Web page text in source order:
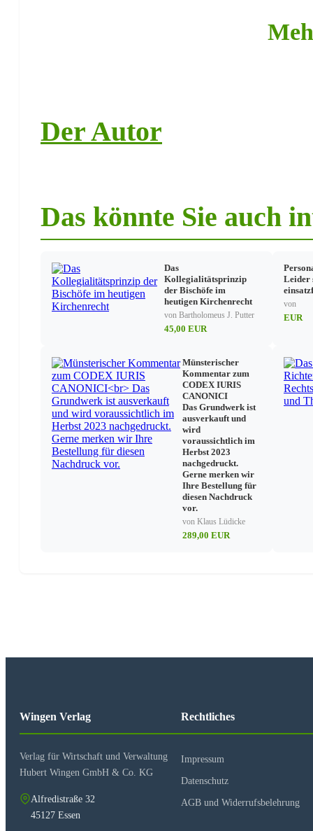
Der Autor
Das könnte Sie auch
Das
Kollegialitätsprinzip
der Bischöfe im
heutigen Kirchenrecht
von Bartholomeus J. Putter
45,00 EUR
Leider
von
EUR
Münsterischer
Kommentar zum
CODEX IURIS
CANONICI
Das Grundwerk ist
ausverkauft und
wird
voraussichtlich im
Herbst 2023
nachgedruckt.
Gerne merken wir
Ihre Bestellung für
diesen Nachdruck
vor.
von Klaus Lüdicke
289,00 EUR
Wingen Verlag
Verlag für Wirtschaft und Verwaltung
Hubert Wingen GmbH & Co. KG
Alfredistraße 32
45127 Essen
Rechtliches
Impressum
Datenschutz
AGB und Widerrufsbelehrung